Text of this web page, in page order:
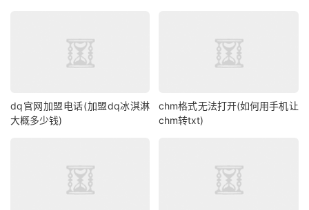
dq官网加盟电话(加盟dq冰淇淋
大概多少钱)
chm格式无法打开(如何用手机让
chm转txt)